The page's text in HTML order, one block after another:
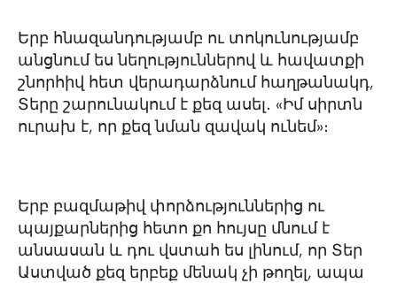
Երբ հնազանդությամբ ու տոկունությամբ
անցնում ես նեղություններով և հավատքի
շնորհիվ հետ վերադարձնում հաղթանակդ,
Տերը շարունակում է քեզ ասել․ «Իմ սիրտն
ուրախ է, որ քեզ նման զավակ ունեմ»։
Երբ բազմաթիվ փորձություններից ու
պայքարներից հետո քո հույսը մնում է
անսասան և դու վստահ ես լինում, որ Տեր
Աստված քեզ երբեք մենակ չի թողել, ապա